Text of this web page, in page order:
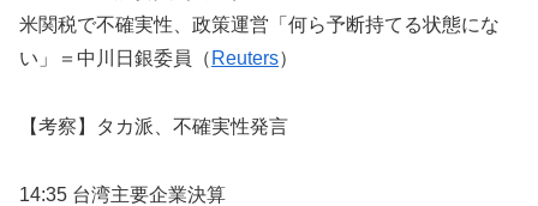
米関税で不確実性、政策運営「何ら予断持てる状態にな
い」＝中川日銀委員（ Reuters）
【考察】タカ派、不確実性発言
14:35 台湾主要企業決算